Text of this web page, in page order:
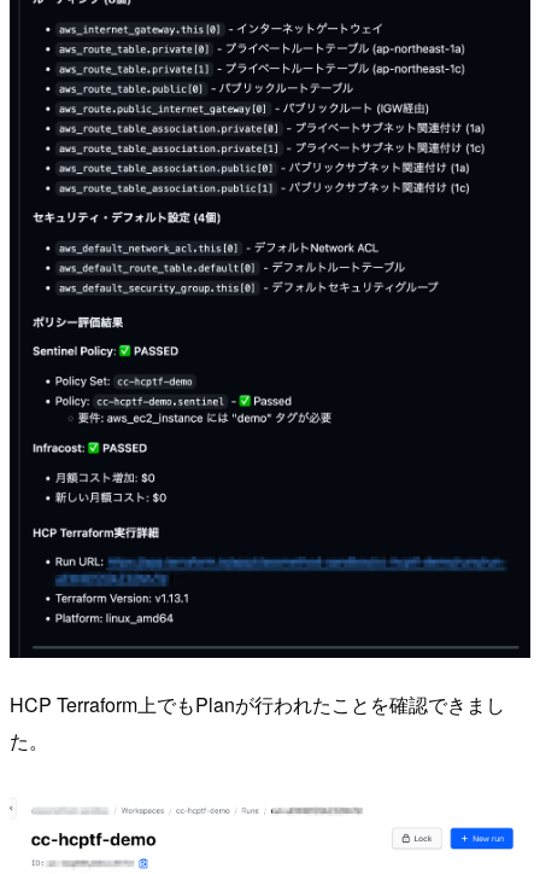
HCP Terraform上でもPlanが行われたことを確認できまし
た。